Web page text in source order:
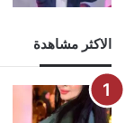
الاكثر مشاهدة